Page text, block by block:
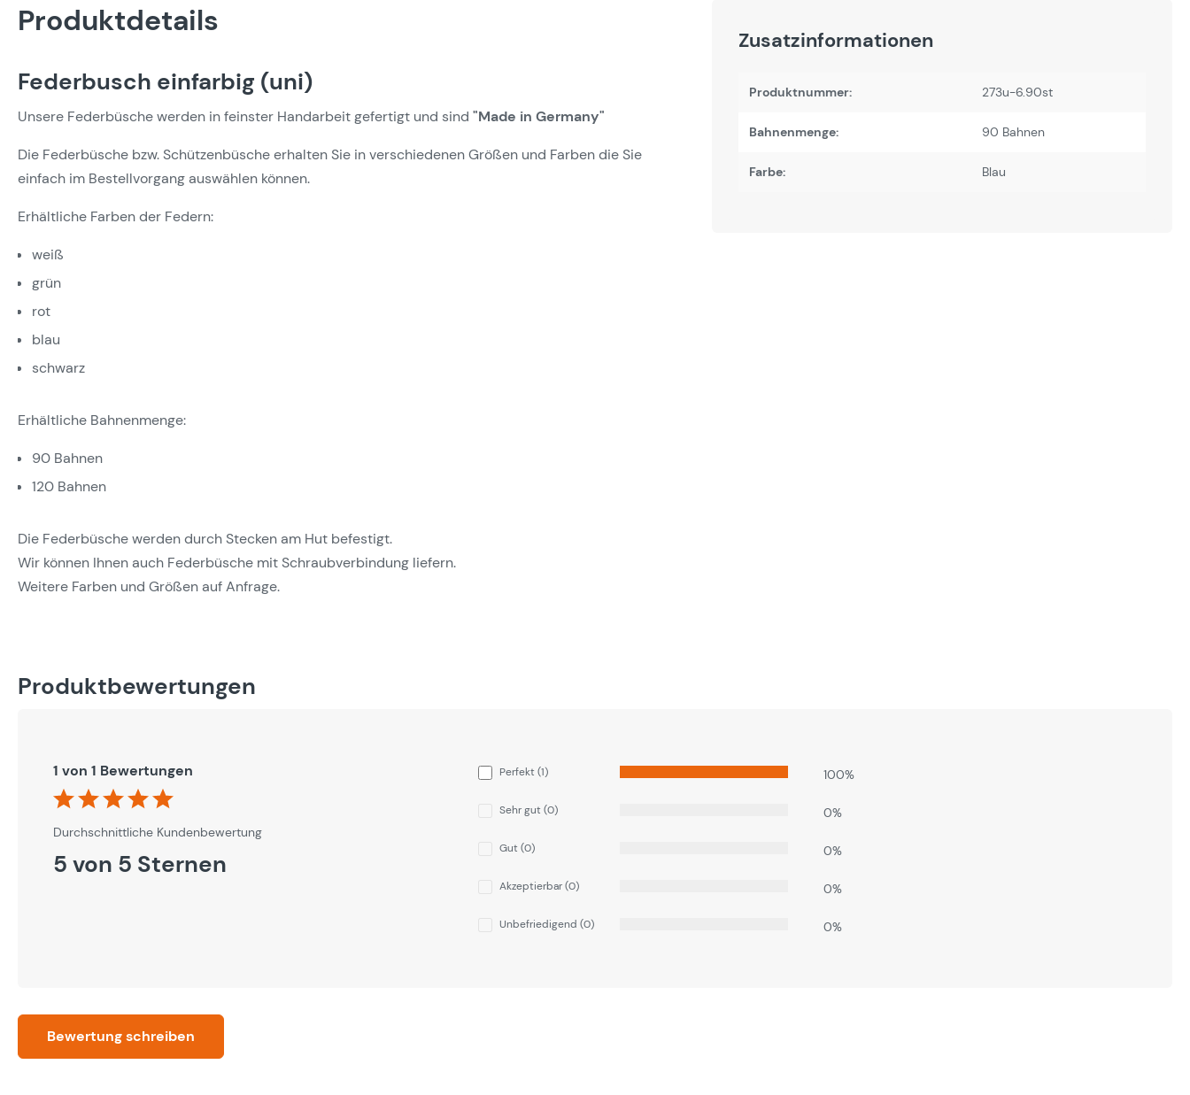
Produktdetails
Federbusch einfarbig (uni)
Unsere Federbüsche werden in feinster Handarbeit gefertigt und sind "Made in Germany"
Die Federbüsche bzw. Schützenbüsche erhalten Sie in verschiedenen Größen und Farben die Sie
einfach im Bestellvorgang auswählen können.
Erhältliche Farben der Federn:
weiß
grün
rot
blau
schwarz
Erhältliche Bahnenmenge:
90 Bahnen
120 Bahnen
Die Federbüsche werden durch Stecken am Hut befestigt.
Wir können Ihnen auch Federbüsche mit Schraubverbindung liefern.
Weitere Farben und Größen auf Anfrage.
Zusatzinformationen
Produktnummer: 273u-6.90st
Bahnenmenge: 90 Bahnen
Farbe: Blau
Produktbewertungen
1 von 1 Bewertungen
Durchschnittliche Bewertung von 5 von 5 Sternen
Durchschnittliche Kundenbewertung
5 von 5 Sternen
Perfekt (1) 100%
Sehr gut (0) 0%
Gut (0) 0%
Akzeptierbar (0) 0%
Unbefriedigend (0) 0%
Bewertung schreiben